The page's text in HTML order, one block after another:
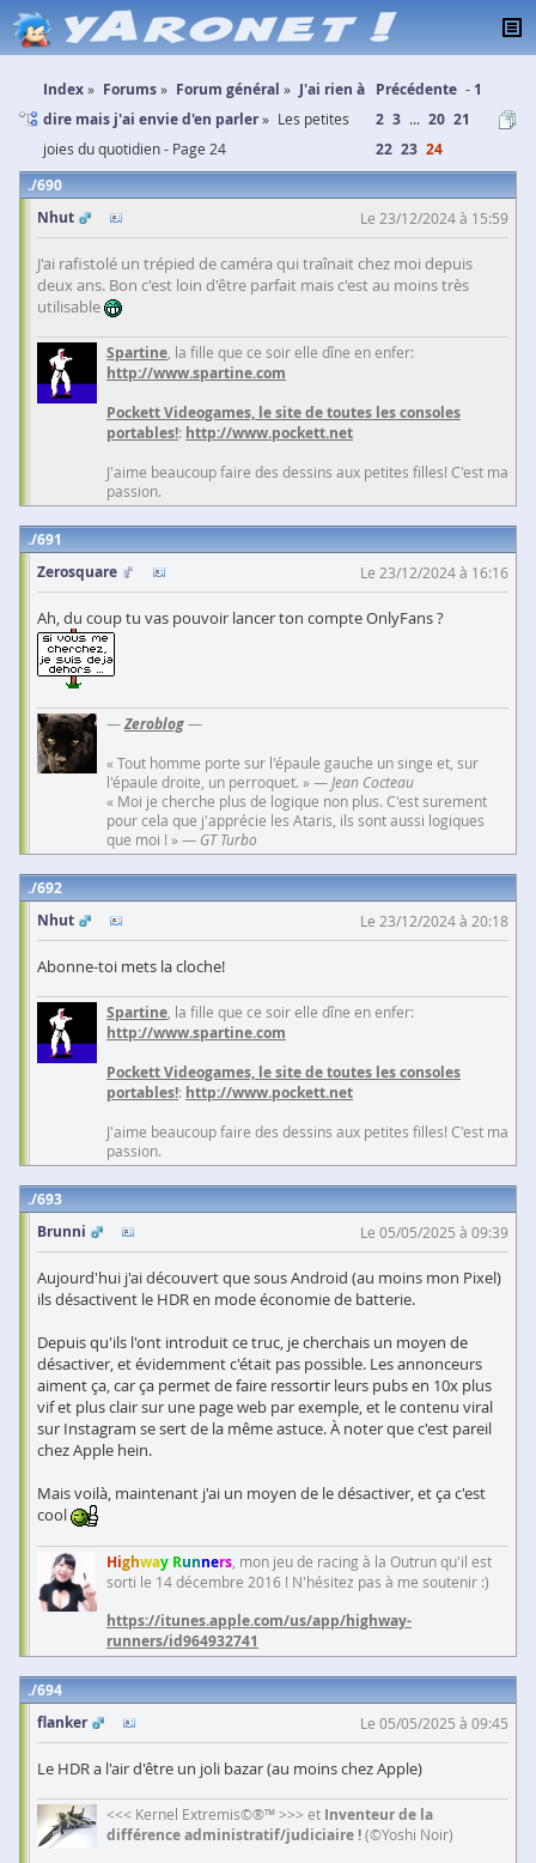
Index Forums Forum général
J'ai rien à
dire mais j'ai envie d'en parler
Les petites
joies du quotidien - Page 24
Précédente
1
2 3 ... 20 21
22 23 24
690
Nhut
Le 23/12/2024 à 15:59
J'ai rafistolé un trépied de caméra qui traînait chez moi depuis
deux ans. Bon c'est loin d'être parfait mais c'est au moins très
utilisable
Spartine , la fille que ce soir elle dîne en enfer:
http://www.spartine.com
Pockett Videogames, le site de toutes les consoles
portables!: http://www.pockett.net
J'aime beaucoup faire des dessins aux petites filles! C'est ma
passion.
691
Zerosquare
Le 23/12/2024 à 16:16
Ah, du coup tu vas pouvoir lancer ton compte OnlyFans ?
—Zeroblog—
« Tout homme porte sur l'épaule gauche un singe et, sur
l'épaule droite, un perroquet. » — Jean Cocteau
« Moi je cherche plus de logique non plus. C'est surement
pour cela que j'apprécie les Ataris, ils sont aussi logiques
que moi ! » — GT Turbo
692
Nhut
Le 23/12/2024 à 20:18
Abonne-toi mets la cloche!
Spartine , la fille que ce soir elle dîne en enfer:
http://www.spartine.com
Pockett Videogames, le site de toutes les consoles
portables!: http://www.pockett.net
J'aime beaucoup faire des dessins aux petites filles! C'est ma
passion.
693
Brunni
Le 05/05/2025 à 09:39
Aujourd'hui j'ai découvert que sous Android (au moins mon Pixel)
ils désactivent le HDR en mode économie de batterie.
Depuis qu'ils l'ont introduit ce truc, je cherchais un moyen de
désactiver, et évidemment c'était pas possible. Les annonceurs
aiment ça, car ça permet de faire ressortir leurs pubs en 10x plus
vif et plus clair sur une page web par exemple, et le contenu viral
sur Instagram se sert de la même astuce. À noter que c'est pareil
chez Apple hein.
Mais voilà, maintenant j'ai un moyen de le désactiver, et ça c'est
cool
Highway Runners, mon jeu de racing à la Outrun qu'il est
sorti le 14 décembre 2016 ! N'hésitez pas à me soutenir :)
https://itunes.apple.com/us/app/highway-
runners/id964932741
694
flanker
Le 05/05/2025 à 09:45
Le HDR a l'air d'être un joli bazar (au moins chez Apple)
<<< Kernel Extremis©®™ >>> et Inventeur de la
différence administratif/judiciaire !(©Yoshi Noir)